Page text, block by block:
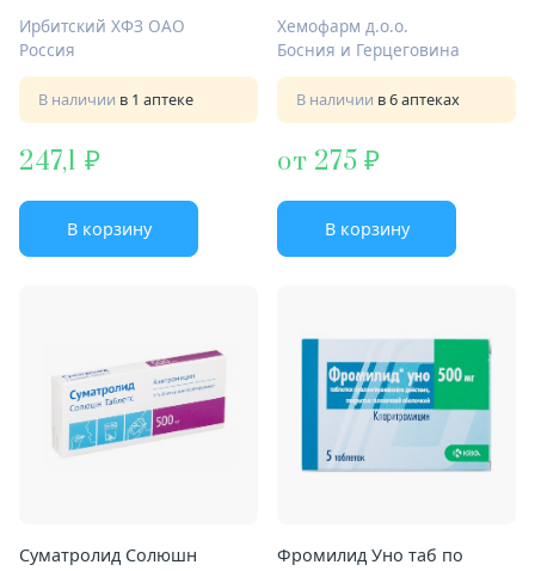
Ирбитский ХФЗ ОАО
Россия
В наличии в 1 аптеке
247,1
В корзину
Хемофарм д.о.о.
Босния и Герцеговина
В наличии в 6 аптеках
от 275
В корзину
Суматролид Солюшн
Фромилид Уно таб по